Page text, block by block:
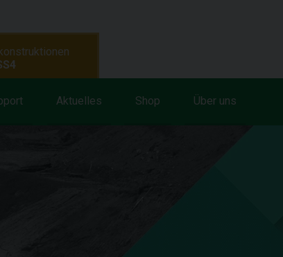
Aktuelles Shop Über uns